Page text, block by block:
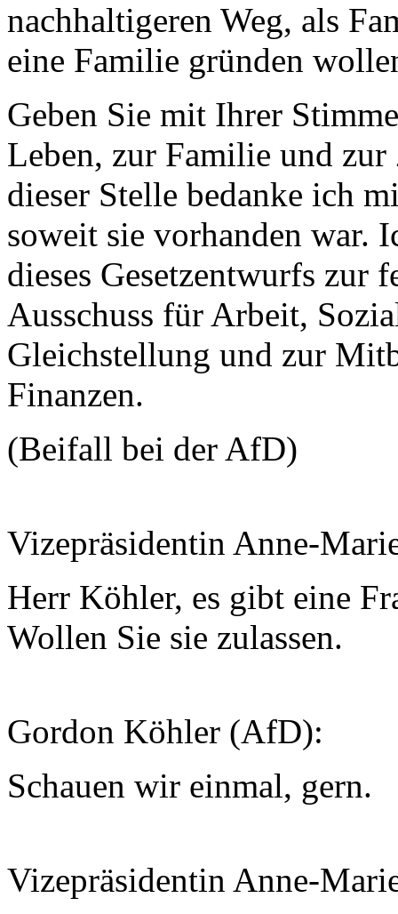
nachhaltigeren Weg, als
eine Familie gründen
Geben Sie mit Ihrer
Leben, zur Familie und
dieser Stelle bedanke ich
soweit sie vorhanden war.
dieses Gesetzentwurfs zur
Ausschuss für Arbeit,
Gleichstellung und zur
Finanzen.
(Beifall bei der AfD)
Vizepräsidentin Anne-
Herr Köhler, es gibt eine
Wollen Sie sie zulassen.
Gordon Köhler (AfD):
Schauen wir einmal, gern.
Vizepräsidentin Anne-